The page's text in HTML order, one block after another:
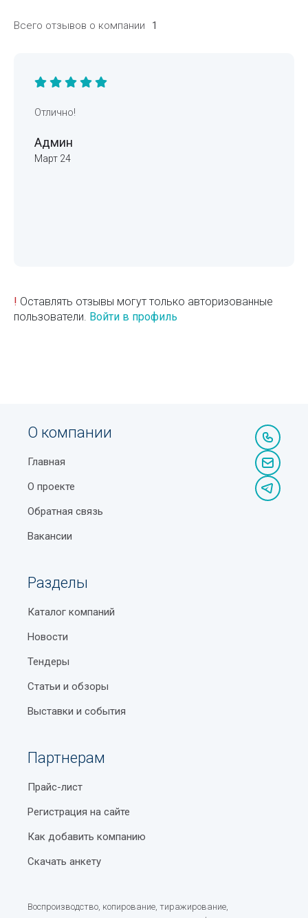
Всего отзывов о компании 1
Отлично!
Админ
Март 24
! Оставлять отзывы могут только авторизованные
пользователи. Войти в профиль
О компании
Главная
О проекте
Обратная связь
Вакансии
Разделы
Каталог компаний
Новости
Тендеры
Статьи и обзоры
Выставки и события
Партнерам
Прайс-лист
Регистрация на сайте
Как добавить компанию
Скачать анкету
Воспроизводство, копирование, тиражирование,